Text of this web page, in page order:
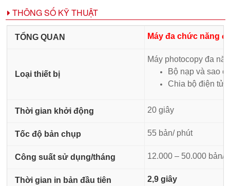
THÔNG SỐ KỸ THUẬT
TỔNG QUAN Máy đa chức năng
Loại thiết bị
Máy photocopy đa
Bộ nạp và sao
Chia bộ điện tử
Thời gian khởi động 20 giây
Tốc độ bản chụp 55 bản/ phút
Công suất sử dụng/tháng 12.000 – 50.000 bản/
Thời gian in bản đầu tiên 2,9 giây